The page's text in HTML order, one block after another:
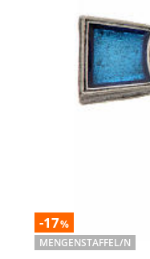
-17%
MENGENSTAFFEL/N